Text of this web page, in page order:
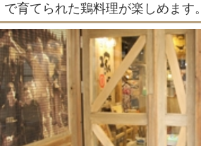
で育てられた鶏料理が楽しめます。